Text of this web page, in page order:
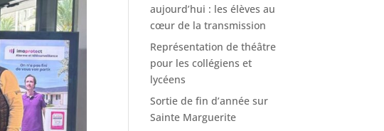
aujourd’hui : les élèves au
cœur de la transmission
Représentation de théâtre
pour les collégiens et
lycéens
Sortie de fin d’année sur
Sainte Marguerite